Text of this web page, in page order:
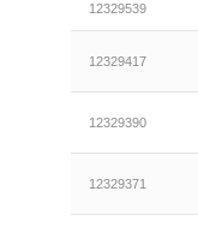
12329539
12329417
12329390
12329371